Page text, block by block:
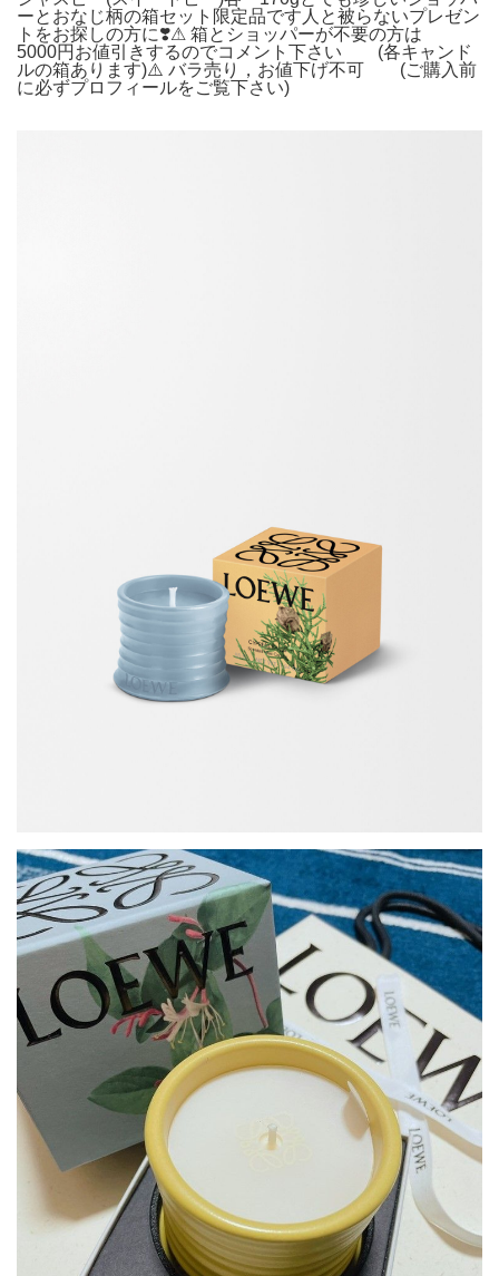
ーとおなじ柄の箱セット限定品です人と被らないプレゼン
トをお探しの方に❣️⚠︎ 箱とショッパーが不要の方は
5000円お値引きするのでコメント下さい (各キャンド
ルの箱あります)⚠️ バラ売り，お値下げ不可 (ご購入前
に必ずプロフィールをご覧下さい)